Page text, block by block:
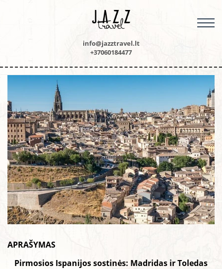
info@jazztravel.lt
+37060184477
APRAŠYMAS
Pirmosios Ispanijos sostinės: Madridas ir Toledas